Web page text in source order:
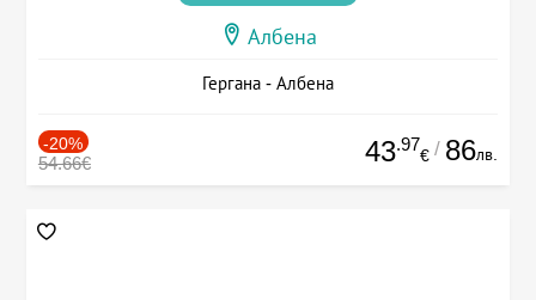
Албена
Гергана - Албена
-20%
54.66€ 43.97
€ / 86лв.